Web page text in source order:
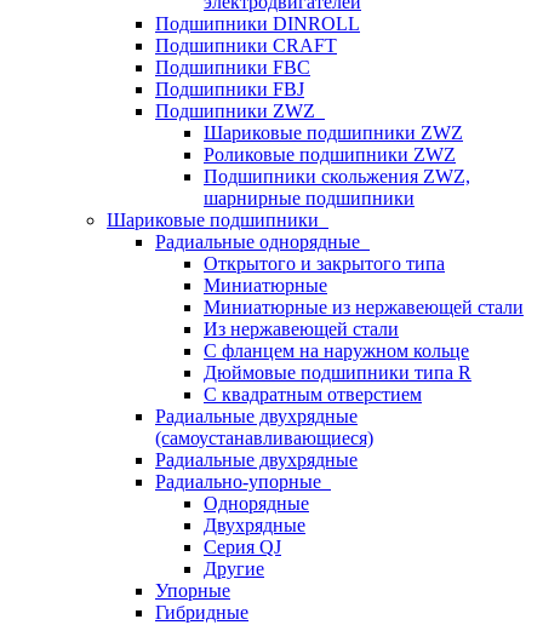
Подшипники DINROLL
Подшипники CRAFT
Подшипники FBC
Подшипники FBJ
Подшипники ZWZ
Шариковые подшипники ZWZ
Роликовые подшипники ZWZ
Подшипники скольжения ZWZ,
шарнирные подшипники
Шариковые подшипники
Радиальные однорядные
Открытого и закрытого типа
Миниатюрные
Миниатюрные из нержавеющей стали
Из нержавеющей стали
С фланцем на наружном кольце
Дюймовые подшипники типа R
С квадратным отверстием
Радиальные двухрядные
(самоустанавливающиеся)
Радиальные двухрядные
Радиально-упорные
Однорядные
Двухрядные
Серия QJ
Другие
Упорные
Гибридные